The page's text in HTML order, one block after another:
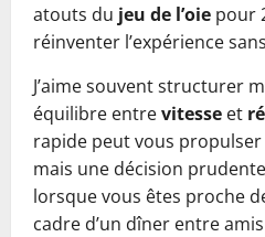
atouts du jeu de l’oie pour
réinventer l’expérience
J’aime souvent structurer
équilibre entrevitesse et
rapide peut vous
mais une décision
lorsque vous êtes proche
cadre d’un dîner entre